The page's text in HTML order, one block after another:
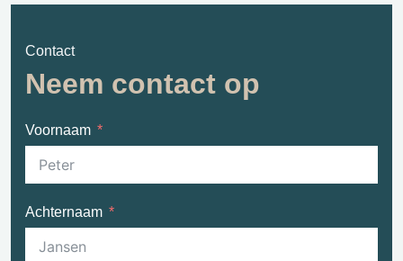
Contact
Neem contact op
Voornaam
Achternaam